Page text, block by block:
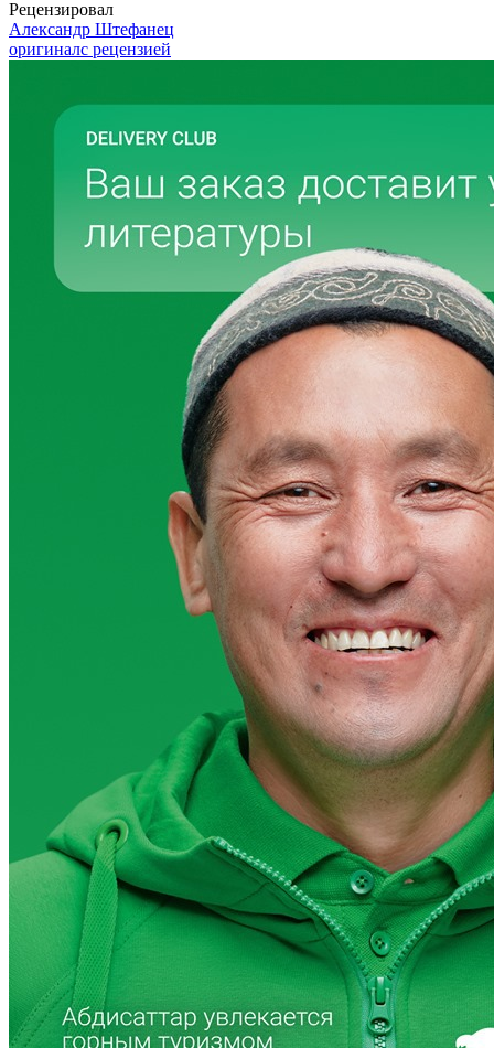
Рецензировал
Александр Штефанец
оригиналс рецензией